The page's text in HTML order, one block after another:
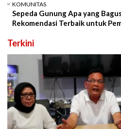
KOMUNITAS
Sepeda Gunung Apa yang
Rekomendasi Terbaik untuk
Terkini